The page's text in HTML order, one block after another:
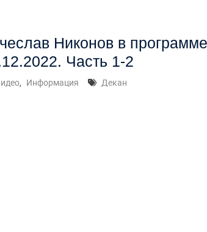
Никонов в
Часть 1-2
, Информация Декан